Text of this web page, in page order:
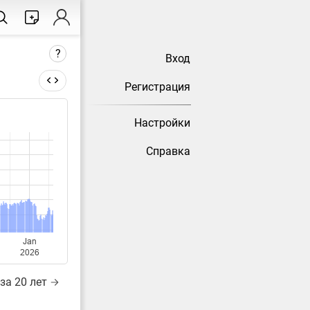
Вход
Регистрация
Настройки
Справка
?
Jan
2026
20 лет